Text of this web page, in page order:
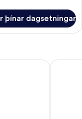
þínar dagsetningar
Valia